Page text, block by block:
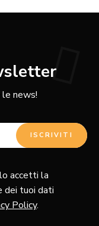
news!
accetti la
dei tuoi dati
Policy.